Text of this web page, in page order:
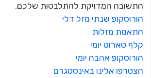
התשובה המדויקת להתלבטות שלכם.
הורוסקופ שנתי מזל דלי
התאמת מזלות
קלף טארוט יומי
הורוסקופ אהבה יומי
הצטרפו אלינו באינסטגרם